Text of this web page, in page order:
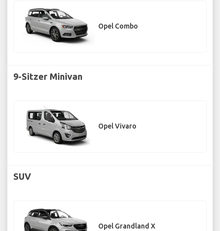
Opel Combo
9-Sitzer Minivan
Opel Vivaro
SUV
Opel Grandland X